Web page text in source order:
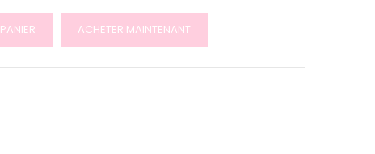
ACHETER MAINTENANT